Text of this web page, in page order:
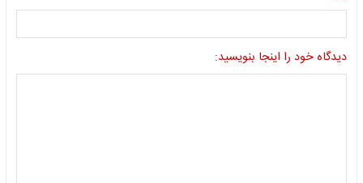
دیدگاه خود را اینجا بنویسید: